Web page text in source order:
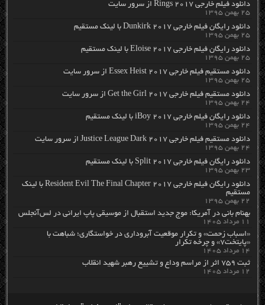
دانلود فیلم خارجی Rings 2017 از سرور سایت
۲۵ بهمن ۱۳۹۵
دانلود رایگان فیلم خارجی Dunkirk 2017 با لینک مستقیم
۲۵ بهمن ۱۳۹۵
دانلود رایگان فیلم خارجی Eloise 2017 با لینک مستقیم
۲۵ بهمن ۱۳۹۵
دانلود مستقیم فیلم خارجی Essex Heist 2017 از سرور سایت
۲۵ بهمن ۱۳۹۵
دانلود مستقیم فیلم خارجی Get the Girl 2017 از سرور سایت
۲۴ بهمن ۱۳۹۵
دانلود رایگان فیلم خارجی iBoy 2017 با لینک مستقیم
۲۴ بهمن ۱۳۹۵
دانلود مستقیم فیلم خارجی Justice League Dark 2017 از سرور سایت
۲۴ بهمن ۱۳۹۵
دانلود رایگان فیلم خارجی Split 2017 با لینک مستقیم
۲۳ بهمن ۱۳۹۵
دانلود رایگان فیلم خارجی Resident Evil The Final Chapter 2017 با لینک
مستقیم
۲۲ بهمن ۱۳۹۵
بهنام بانی در آمریکا: موج جدید استقبال از موسیقی پاپ ایرانی در لس‌آنجلس
۱۱ مرداد ۱۴۰۵
«اسباب زحمت» و تکرار موقعیت آبروداری در خواستگاری؛ شباهت با
«پایتخت۷» و چرخه تکرار
۱۴ مرداد ۱۴۰۵
ثبت ۷۵۹ اثر از مراسم وداع و تشییع رهبر شهید انقلاب
۱۲ مرداد ۱۴۰۵